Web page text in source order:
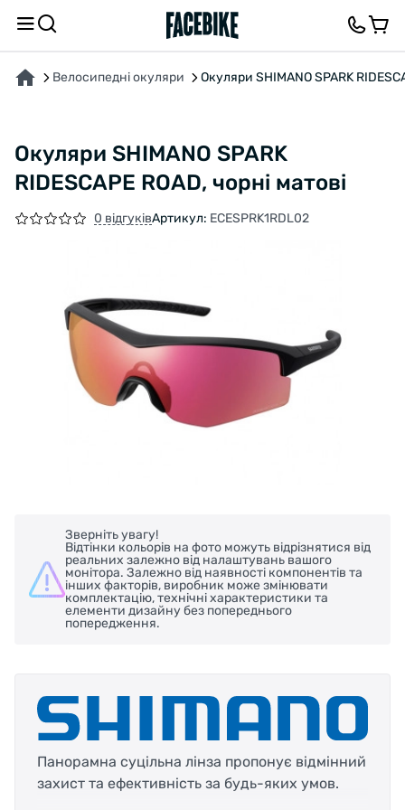
Велосипедні окуляри Окуляри SHIMANO SPARK
Окуляри SHIMANO SPARK
RIDESCAPE ROAD, чорні матові
0 відгуківАртикул: ECESPRK1RDL02
Зверніть увагу!
Відтінки кольорів на фото можуть відрізнятися від
реальних залежно від налаштувань вашого
монітора. Залежно від наявності компонентів та
інших факторів, виробник може змінювати
комплектацію, технічні характеристики та
елементи дизайну без попереднього
попередження.
Панорамна суцільна лінза пропонує відмінний
захист та ефективність за будь-яких умов.
ПРО ТОВАР ХАРАКТЕРИСТИКИОПИС ВІДГУКИ ТА ЗАПИТАННЯ